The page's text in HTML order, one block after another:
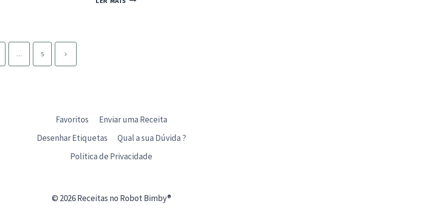
… 5
Página
seguinte
Favoritos
Enviar uma Receita
Desenhar Etiquetas
Qual a sua Dúvida ?
Politica de Privacidade
© 2026 Receitas no Robot Bimby®